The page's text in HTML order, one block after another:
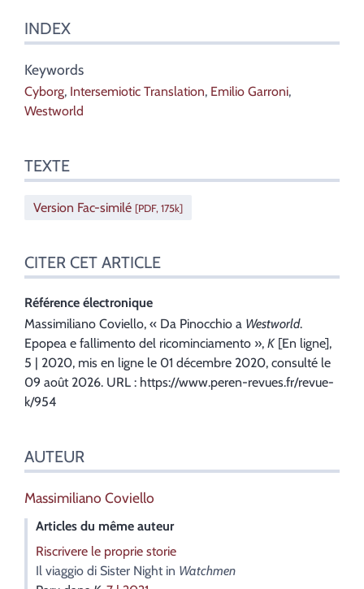
INDEX
Keywords
Cyborg, Intersemiotic Translation, Emilio Garroni,
Westworld
TEXTE
Version Fac-similé [PDF, 175k]
CITER CET ARTICLE
Référence électronique
Massimiliano Coviello, « Da Pinocchio a Westworld.
Epopea e fallimento del ricominciamento », K [En ligne],
5 | 2020, mis en ligne le 01 décembre 2020, consulté le
09 août 2026. URL : https://www.peren-revues.fr/revue-
k/954
AUTEUR
Massimiliano Coviello
Articles du même auteur
Riscrivere le proprie storie
Il viaggio di Sister Night in Watchmen